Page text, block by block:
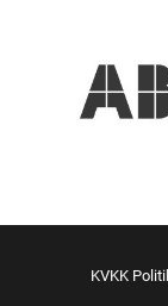
KVKK